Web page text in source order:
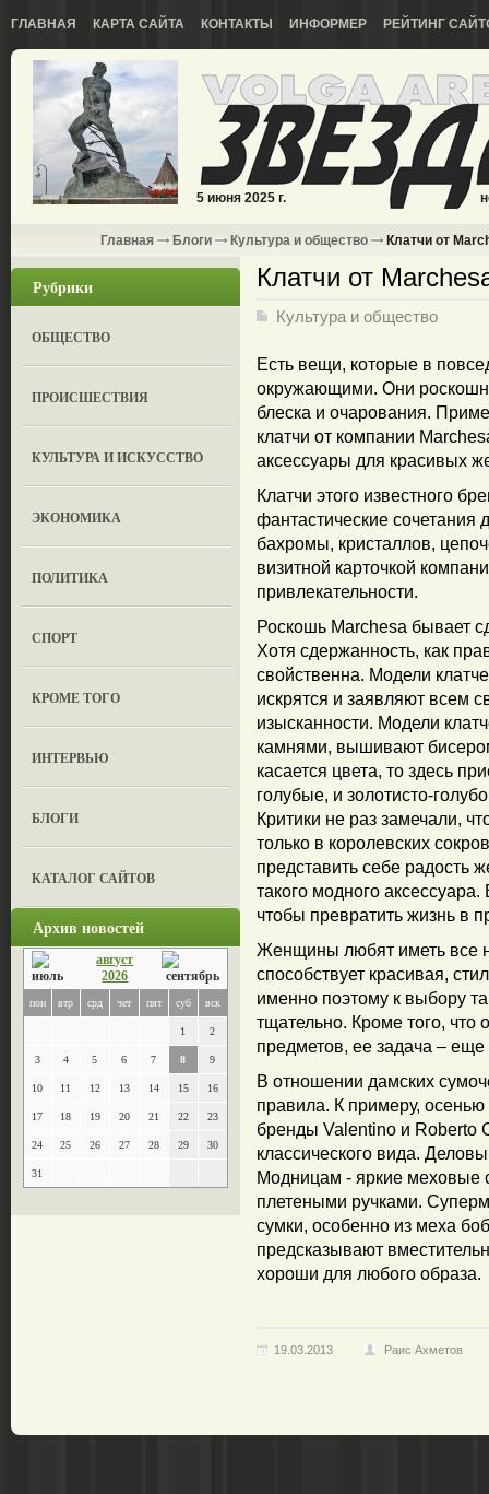
ГЛАВНАЯ КАРТА САЙТА КОНТАКТЫ ИНФОРМЕР РЕЙТИНГ
5 июня 2025 г.
Главная Блоги Культура и общество Клатчи от
Рубрики
ОБЩЕСТВО
ПРОИСШЕСТВИЯ
КУЛЬТУРА И ИСКУССТВО
ЭКОНОМИКА
ПОЛИТИКА
СПОРТ
КРОМЕ ТОГО
ИНТЕРВЬЮ
БЛОГИ
КАТАЛОГ САЙТОВ
Архив новостей
август
2026
пон втр срд чет пят суб вск
1 2
3 4 5 6 7 8 9
10 11 12 13 14 15 16
17 18 19 20 21 22 23
24 25 26 27 28 29 30
31
Клатчи от
Культура и общество
Есть вещи, которые в
окружающими. Они
блеска и очарования.
клатчи от компании
аксессуары для красивых
Клатчи этого известного
фантастические сочетания
бахромы, кристаллов,
визитной карточкой
привлекательности.
Роскошь Marchesa бывает
Хотя сдержанность, как
свойственна. Модели
искрятся и заявляют всем
изысканности. Модели
камнями, вышивают
касается цвета, то здесь
голубые, и золотисто-
Критики не раз замечали,
только в королевских
представить себе радость
такого модного
чтобы превратить жизнь в
Женщины любят иметь все
способствует красивая,
именно поэтому к выбору
тщательно. Кроме того,
предметов, ее задача –
В отношении дамских
правила. К примеру,
бренды Valentino и Roberto
классического вида.
Модницам - яркие меховые
плетеными ручками.
сумки, особенно из меха
предсказывают
хороши для любого образа.
19.03.2013 Раис Ахметов